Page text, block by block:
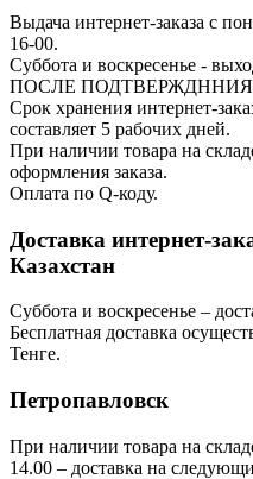
Выдача интернет-заказа с
16-00.
Суббота и воскресенье -
ПОСЛЕ
Срок хранения интернет-
составляет 5 рабочих дней.
При наличии товара на
оформления заказа.
Оплата по Q-коду.
Доставка интернет-
Казахстан
Суббота и воскресенье –
Бесплатная доставка
Тенге.
Петропавловск
При наличии товара на
14.00 – доставка на